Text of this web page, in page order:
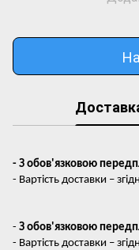
- З обов'язковою
- Вартість доставки –
- З обов'язковою
- Вартість доставки –